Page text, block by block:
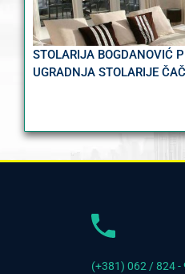
STOLARIJA BOGDANOVIĆ
UGRADNJA STOLARIJE
(+381) 062 / 824 -